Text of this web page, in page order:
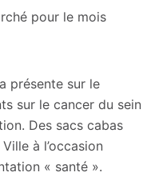
pour le mois
présente sur le
sur le cancer du sein
Des sacs cabas
à l’occasion
« santé ».